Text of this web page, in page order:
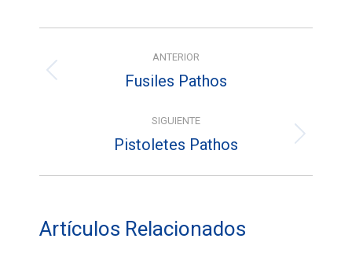
entre
ANTERIOR
Entrada
Fusiles Pathos
SIGUIENTE
Entrada
Pistoletes Pathos
Artículos Relacionados